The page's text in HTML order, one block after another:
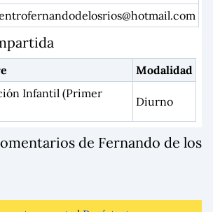
Modalidad
Infantil (Primer
Diurno
de Fernando de los